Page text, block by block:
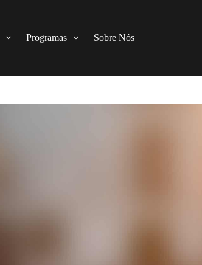
Programas Sobre Nós